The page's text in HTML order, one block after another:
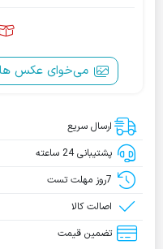
می‌خوای عکس‌
ارسال سریع
پشتیبانی 24 ساعته
7روز مهلت تست
اصالت کالا
تضمین قیمت